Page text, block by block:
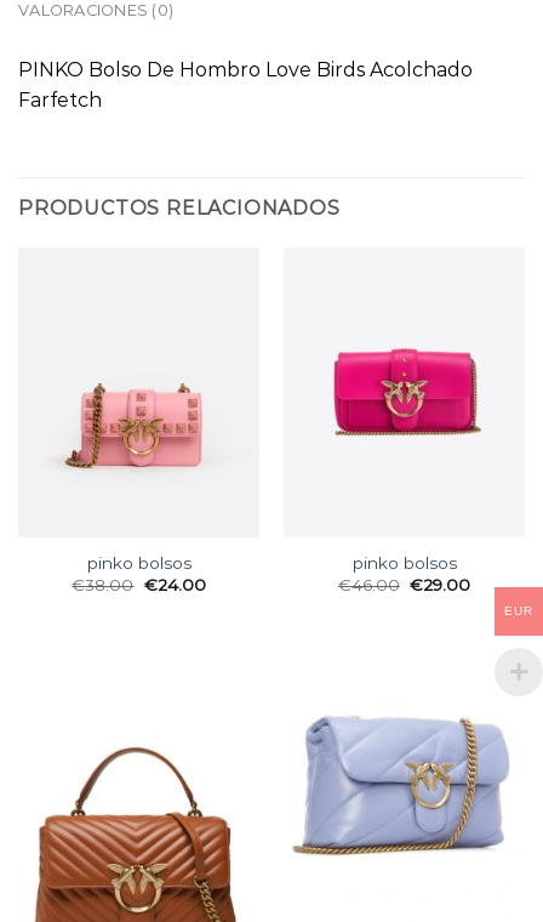
VALORACIONES (0)
PINKO Bolso De Hombro Love Birds Acolchado
Farfetch
PRODUCTOS RELACIONADOS
pinko bolsos
€38.00 €24.00
pinko bolsos
€46.00 €29.00
EUR